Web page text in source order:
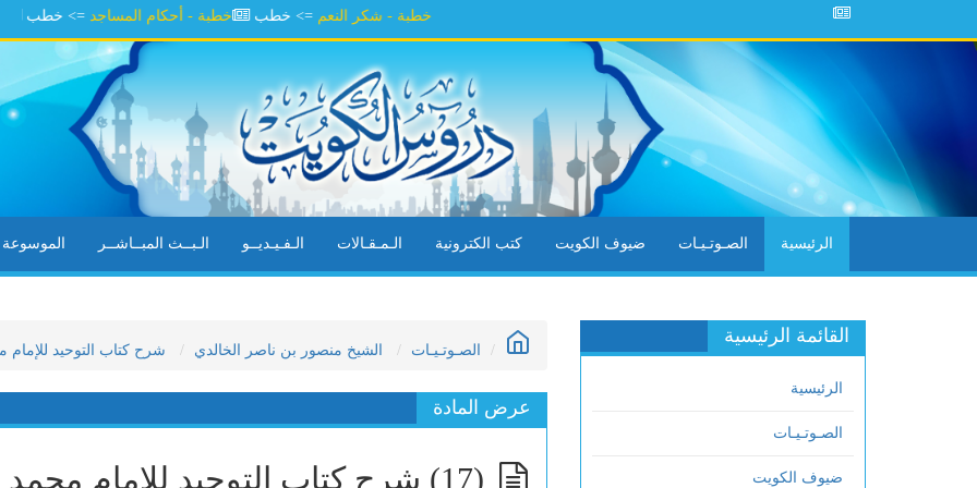
خطبة خطبة - أحكام المساجد=> خطب خطبة - شكر النعم=> خطب
الرئيسية الصـوتـيـات ضيوف الكويت كتب الكترونية الـمـقـالات الـفـيـديــو الـبــث المبــاشــر الموسوعة
القائمة الرئيسية
الرئيسية
الصـوتـيـات
ضيوف الكويت
الصـوتـيـات الشيخ منصور بن ناصر الخالدي شرح كتاب التوحيد للإمام
عرض المادة
(17) شرح كتاب التوحيد للإمام